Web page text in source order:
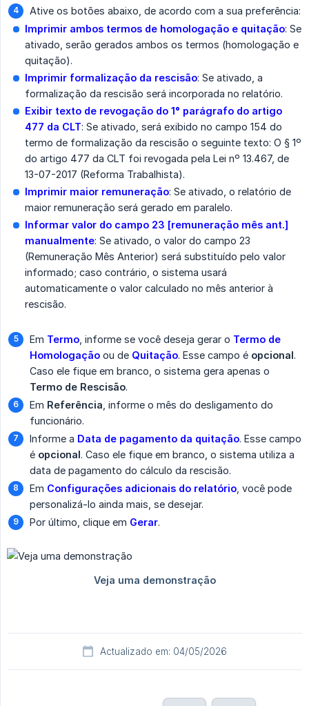
Ative os botões abaixo, de acordo com a sua preferência:
Imprimir ambos termos de homologação e quitação: Se
ativado, serão gerados ambos os termos (homologação e
quitação).
Imprimir formalização da rescisão: Se ativado, a
formalização da rescisão será incorporada no relatório.
Exibir texto de revogação do 1° parágrafo do artigo
477 da CLT: Se ativado, será exibido no campo 154 do
termo de formalização da rescisão o seguinte texto: O § 1º
do artigo 477 da CLT foi revogada pela Lei nº 13.467, de
13-07-2017 (Reforma Trabalhista).
Imprimir maior remuneração: Se ativado, o relatório de
maior remuneração será gerado em paralelo.
Informar valor do campo 23 [remuneração mês ant.]
manualmente: Se ativado, o valor do campo 23
(Remuneração Mês Anterior) será substituído pelo valor
informado; caso contrário, o sistema usará
automaticamente o valor calculado no mês anterior à
rescisão.
Em Termo , informe se você deseja gerar o Termo de
Homologação ou de Quitação. Esse campo é opcional.
Caso ele fique em branco, o sistema gera apenas o
Termo de Rescisão.
Em Referência , informe o mês do desligamento do
funcionário.
Informe a Data de pagamento da quitação. Esse campo
é opcional. Caso ele fique em branco, o sistema utiliza a
data de pagamento do cálculo da rescisão.
Em Configurações adicionais do relatório , você pode
personalizá-lo ainda mais, se desejar.
Por último, clique em Gerar.
Actualizado em: 04/05/2026